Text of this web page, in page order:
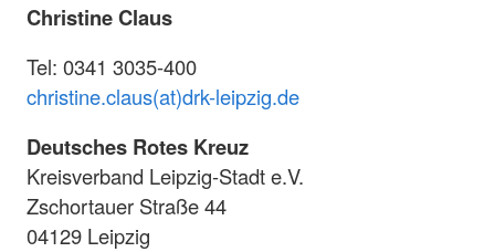
Christine Claus
Tel: 0341 3035-400
christine.claus(at)drk-leipzig.de
Deutsches Rotes Kreuz
Kreisverband Leipzig-Stadt e.V.
Zschortauer Straße 44
04129 Leipzig